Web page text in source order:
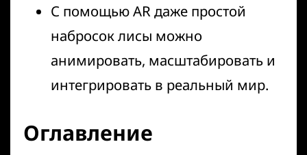
С помощью AR даже простой
набросок лисы можно
анимировать, масштабировать и
интегрировать в реальный мир.
Оглавление